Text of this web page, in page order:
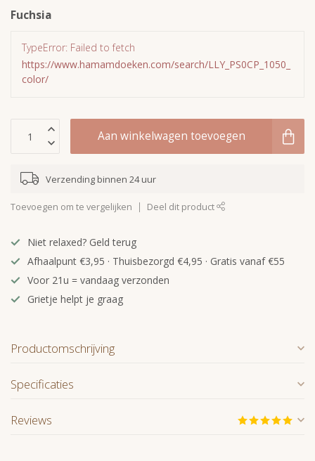
Fuchsia
TypeError: Failed to fetch
https://www.hamamdoeken.com/search/LLY_PS0CP_1050_
color/
Aan winkelwagen toevoegen
Verzending binnen 24 uur
Toevoegen om te vergelijken Deel dit product
Niet relaxed? Geld terug
Afhaalpunt €3,95 · Thuisbezorgd €4,95 · Gratis vanaf €55
Voor 21u = vandaag verzonden
Grietje helpt je graag
Productomschrijving
Specificaties
Reviews